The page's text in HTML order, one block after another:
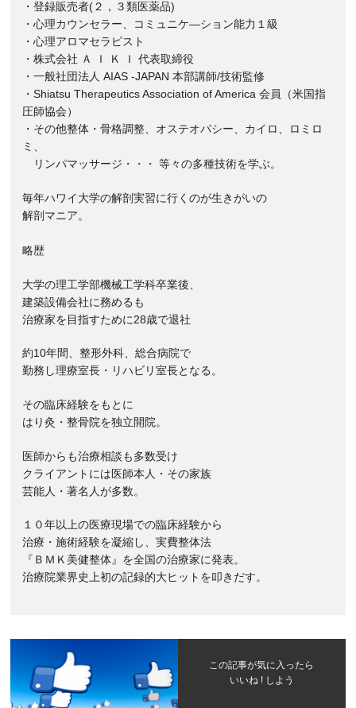
・登録販売者(２，３類医薬品)
・心理カウンセラー、コミュニケ―ション能力１級
・心理アロマセラピスト
・株式会社 Ａ Ｉ Ｋ Ｉ 代表取締役
・一般社団法人 AIAS -JAPAN 本部講師/技術監修
・Shiatsu Therapeutics Association of America 会員（米国指
圧師協会）
・その他整体・骨格調整、オステオパシー、カイロ、ロミロ
ミ、
リンパマッサージ・・・ 等々の多種技術を学ぶ。
毎年ハワイ大学の解剖実習に行くのが生きがいの
解剖マニア。
略歴
大学の理工学部機械工学科卒業後、
建築設備会社に務めるも
治療家を目指すために28歳で退社
約10年間、整形外科、総合病院で
勤務し理療室長・リハビリ室長となる。
その臨床経験をもとに
はり灸・整骨院を独立開院。
医師からも治療相談も多数受け
クライアントには医師本人・その家族
芸能人・著名人が多数。
１０年以上の医療現場での臨床経験から
治療・施術経験を凝縮し、実費整体法
『ＢＭＫ美健整体』を全国の治療家に発表。
治療院業界史上初の記録的大ヒットを叩きだす。
この記事が気に入ったら
いいね ! しよう